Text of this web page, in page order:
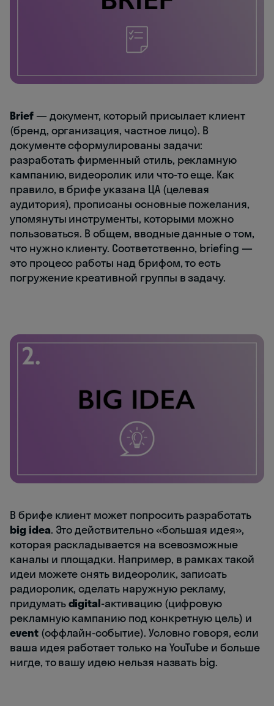
Brief— документ, который присылает клиент
(бренд, организация, частное лицо). В
документе сформулированы задачи:
разработать фирменный стиль, рекламную
кампанию, видеоролик или что-то еще. Как
правило, в брифе указана ЦА (целевая
аудитория), прописаны основные пожелания,
упомянуты инструменты, которыми можно
пользоваться. В общем, вводные данные о том,
что нужно клиенту. Соответственно, briefing —
это процесс работы над брифом, то есть
погружение креативной группы в задачу.
В брифе клиент может попросить разработать
big idea. Это действительно «большая идея»,
которая раскладывается на всевозможные
каналы и площадки. Например, в рамках такой
идеи можете снять видеоролик, записать
радиоролик, сделать наружную рекламу,
придуматьdigital-активацию (цифровую
рекламную кампанию под конкретную цель) и
event(оффлайн-событие). Условно говоря, если
ваша идея работает только на YouTube и больше
нигде, то вашу идею нельзя назвать big.